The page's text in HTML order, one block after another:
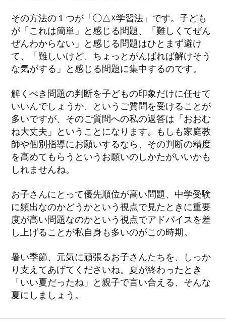
その方法の１つが「◯△☓学習法」です。子ども
が「これは簡単」と感じる問題、「難しくてぜん
ぜんわからない」と感じる問題はひとまず避け
て、「難しいけど、ちょっとがんばれば解けそう
な気がする」と感じる問題に集中するのです。
解くべき問題の判断を子どもの印象だけに任せて
いいんでしょうか、というご質問を受けることが
多いですが、そのご質問への私の返答は「おおむ
ね大丈夫」ということになります。もしも家庭教
師や個別指導にお願いするなら、その判断の精度
を高めてもらうというお願いのしかたがいいかも
しれませんね。
お子さんにとって優先順位が高い問題、中学受験
に頻出なのかどうかという視点で見たときに重要
度が高い問題なのかという視点でアドバイスを差
し上げることが私自身も多いのがこの時期。
暑い季節、元気に頑張るお子さんたちを、しっか
り支えてあげてくださいね。夏が終わったとき
「いい夏だったね」と親子で言い合える、そんな
夏にしましょう。